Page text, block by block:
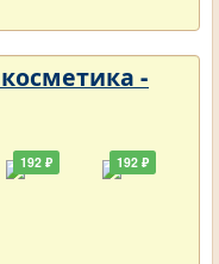
-
192 ₽ 192 ₽